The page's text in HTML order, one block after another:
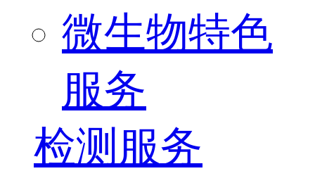
微生物特色
服务
检测服务